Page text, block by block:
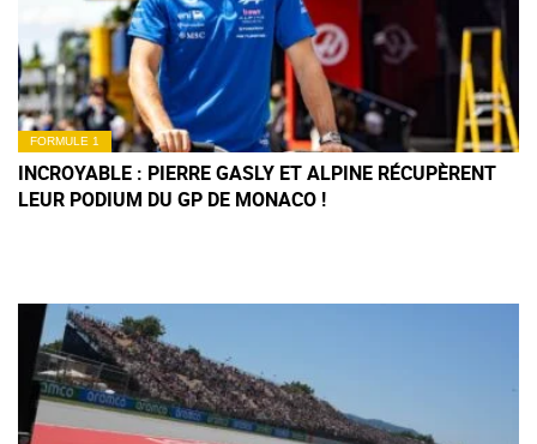
FORMULE 1
INCROYABLE : PIERRE GASLY ET ALPINE RÉCUPÈRENT
LEUR PODIUM DU GP DE MONACO !